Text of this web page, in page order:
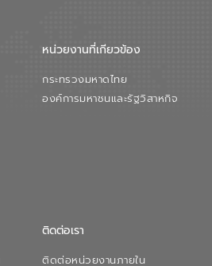
สมดุลทางเศรษฐกิจและสิ่งแวดล้อมได้อย่าง
ภาคเอกชนในครั้งนี้ นับเป็นก้าวสำคัญของ
องค์การจัดการน้ำเสีย (อจน.) ในการร่วมวาง
หน่วยงานที่เกียวข้อง
กระทรวงมหาดไทย
องค์การมหาชนและรัฐวิสาหกิจ
ติดต่อเรา
ติดต่อหน่วยงานภายใน